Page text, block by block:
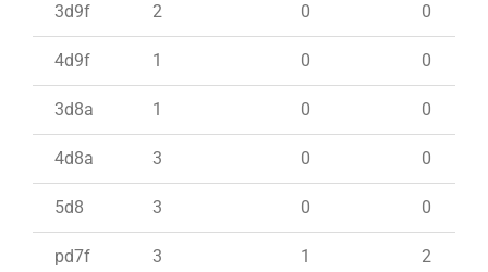
3d9f 2 0 0
4d9f 1 0 0
3d8a 1 0 0
4d8a 3 0 0
5d8 3 0 0
pd7f 3 1 2